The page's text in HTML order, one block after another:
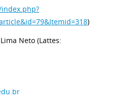
)
Neto (Lattes: